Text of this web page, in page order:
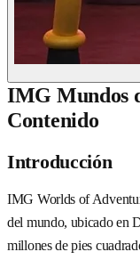
IMG Mundos
Contenido
Introducción
IMG Worlds of
del mundo, ubicado en
millones de pies